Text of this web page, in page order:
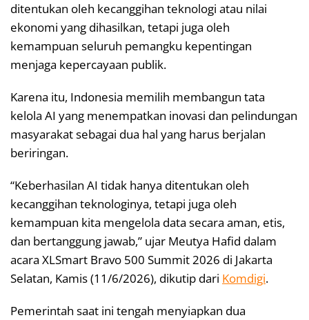
ditentukan oleh kecanggihan teknologi atau nilai
ekonomi yang dihasilkan, tetapi juga oleh
kemampuan seluruh pemangku kepentingan
menjaga kepercayaan publik.
Karena itu, Indonesia memilih membangun tata
kelola AI yang menempatkan inovasi dan pelindungan
masyarakat sebagai dua hal yang harus berjalan
beriringan.
“Keberhasilan AI tidak hanya ditentukan oleh
kecanggihan teknologinya, tetapi juga oleh
kemampuan kita mengelola data secara aman, etis,
dan bertanggung jawab,” ujar Meutya Hafid dalam
acara XLSmart Bravo 500 Summit 2026 di Jakarta
Selatan, Kamis (11/6/2026), dikutip dari Komdigi.
Pemerintah saat ini tengah menyiapkan dua